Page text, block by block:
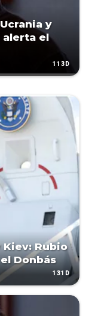
y
alerta el
113D
Rubio
Donbás
131D